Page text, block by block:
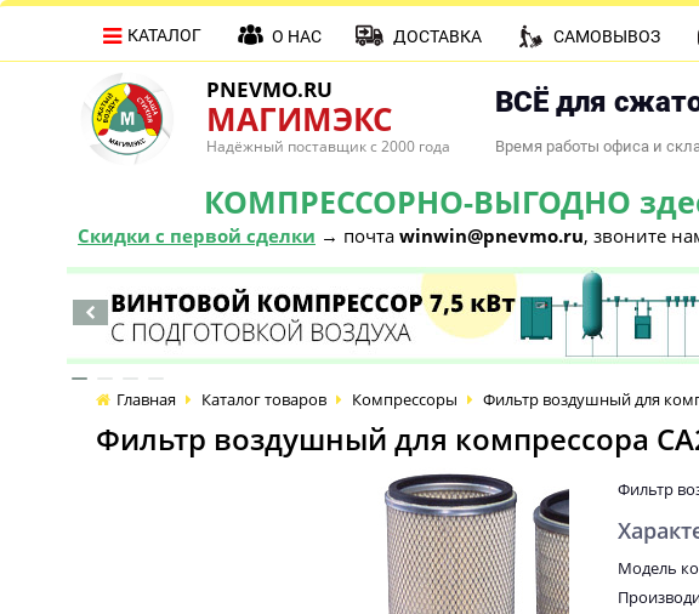
PNEVMO.RU
МАГИМЭКС
Надёжный поставщик с 2000 года
ВСЁ для
Время работы офиса и
КОМПРЕССОРНО-ВЫГОДНО
Скидки с первой сделки → почта winwin@pnevmo.ru, звоните
КАТАЛОГ О НАС ДОСТАВКА САМОВЫВОЗ
Главная Каталог товаров Компрессоры Фильтр воздушный для
Фильтр воздушный для компрессора
Фильтр
Модель